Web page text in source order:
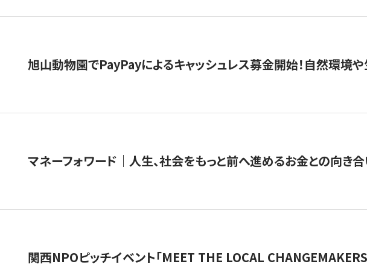
旭山動物園でPayPayによるキャッシュレス募金開始！自然環境
マネーフォワード｜人生、社会をもっと前へ進めるお金との向き
関西NPOピッチイベント「MEET THE LOCAL CHANGEMAKERS